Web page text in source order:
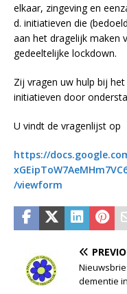
elkaar, zingeving en
d. initiatieven die
aan het dragelijk maken
gedeeltelijke lockdown.
Zij vragen uw hulp bij
initiatieven door
U vindt de vragenlijst op
https://
/viewform
dementie